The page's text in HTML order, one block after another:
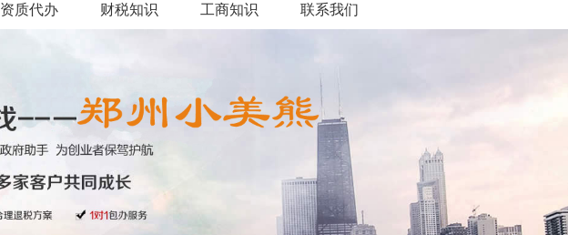
资质代办 财税知识 工商知识 联系我们